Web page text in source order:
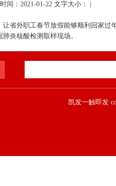
间：2021-01-22 文字大小： |
外职工春节放假能够顺利回家过
肺炎核酸检测取样现场。
凯发一触即发